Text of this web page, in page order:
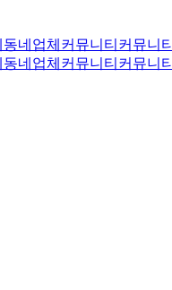
동네업체 커뮤니티 커뮤니티
동네업체 커뮤니티 커뮤니티